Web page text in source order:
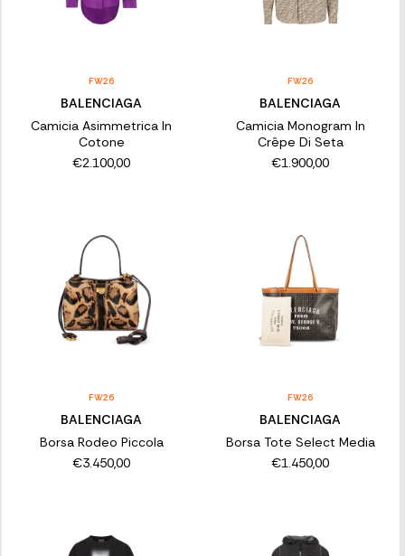
FW26
BALENCIAGA
Camicia Asimmetrica In
Cotone
€2.100,00
FW26
BALENCIAGA
Camicia Monogram In
Crêpe Di Seta
€1.900,00
FW26
BALENCIAGA
Borsa Rodeo Piccola
€3.450,00
FW26
BALENCIAGA
Borsa Tote Select Media
€1.450,00